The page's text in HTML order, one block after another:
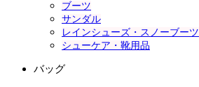
ブーツ
サンダル
レインシューズ・スノーブーツ
シューケア・靴用品
バッグ